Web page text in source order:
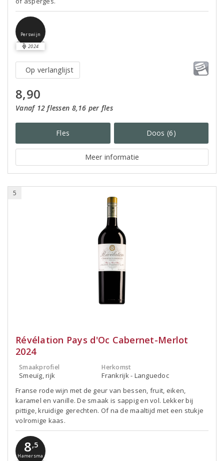
Perswijn
2024
Op verlanglijst
8,90
Vanaf 12 flessen 8,16 per fles
Fles Doos (6)
Meer informatie
5
Révélation Pays d'Oc Cabernet-Merlot
2024
Smaakprofiel
Smeuïg, rijk
Herkomst
Frankrijk - Languedoc
Franse rode wijn met de geur van bessen, fruit, eiken,
karamel en vanille. De smaak is sappig en vol. Lekker bij
pittige, kruidige gerechten. Of na de maaltijd met een stukje
volromige kaas.
8,5
Hamersma